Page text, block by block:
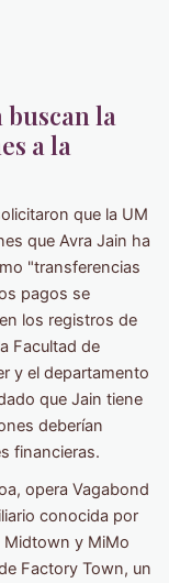
buscan la
a la
que la UM
que Avra Jain ha
"transferencias
pagos se
los registros de
Facultad de
y el departamento
que Jain tiene
deberían
financieras.
opera Vagabond
conocida por
Midtown y MiMo
Factory Town, un